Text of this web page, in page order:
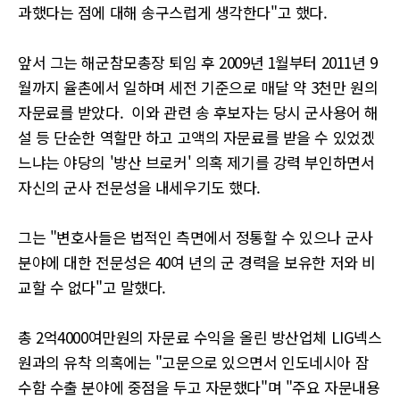
과했다는 점에 대해 송구스럽게 생각한다"고 했다.
앞서 그는 해군참모총장 퇴임 후 2009년 1월부터 2011년 9
월까지 율촌에서 일하며 세전 기준으로 매달 약 3천만 원의
자문료를 받았다. 이와 관련 송 후보자는 당시 군사용어 해
설 등 단순한 역할만 하고 고액의 자문료를 받을 수 있었겠
느냐는 야당의 '방산 브로커' 의혹 제기를 강력 부인하면서
자신의 군사 전문성을 내세우기도 했다.
그는 "변호사들은 법적인 측면에서 정통할 수 있으나 군사
분야에 대한 전문성은 40여 년의 군 경력을 보유한 저와 비
교할 수 없다"고 말했다.
총 2억4000여만원의 자문료 수익을 올린 방산업체 LIG넥스
원과의 유착 의혹에는 "고문으로 있으면서 인도네시아 잠
수함 수출 분야에 중점을 두고 자문했다"며 "주요 자문내용